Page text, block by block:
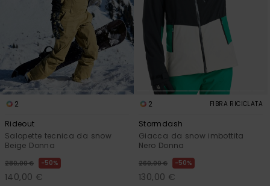
2
Rideout
Salopette tecnica da snow
Beige Donna
280,00 € 50%
140,00 €
2 FIBRA RICICLATA
Stormdash
Giacca da snow imbottita
Nero Donna
260,00 € 50%
130,00 €